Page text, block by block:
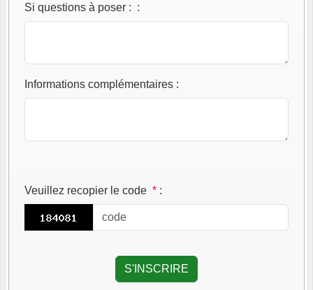
Si questions à poser : :
Informations complémentaires :
Veuillez recopier le code * :